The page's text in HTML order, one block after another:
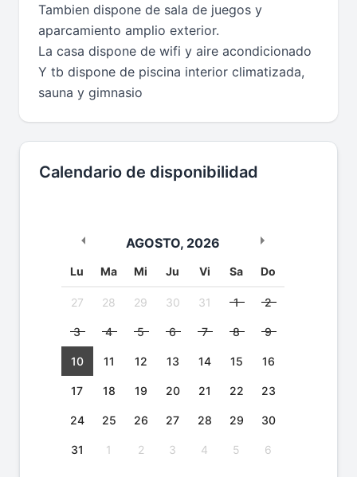
Tambien dispone de sala de juegos y
aparcamiento amplio exterior.
La casa dispone de wifi y aire acondicionado
Y tb dispone de piscina interior climatizada,
sauna y gimnasio
Calendario de disponibilidad
AGOSTO, 2026
Lu Ma Mi Ju Vi Sa Do
27 28 29 30 31 1 2
3 4 5 6 7 8 9
10 11 12 13 14 15 16
17 18 19 20 21 22 23
24 25 26 27 28 29 30
31 1 2 3 4 5 6